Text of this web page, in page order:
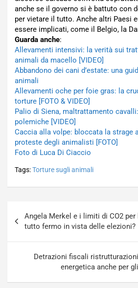
anche se il governo si è battuto con
per vietare il tutto. Anche altri Paesi
essere implicati, come il Belgio, la
Guarda anche:
Allevamenti intensivi: la verità sui
animali da macello [VIDEO]
Abbandono dei cani d’estate: una
animali
Allevamenti oche per foie gras: la
torture [FOTO & VIDEO]
Palio di Siena, maltrattamento
polemiche [VIDEO]
Caccia alla volpe: bloccata la strage
proteste degli animalisti [FOTO]
Foto di Luca Di Ciaccio
Tags:Torture sugli animali
articoli
Angela Merkel e i limiti di CO2 per
tutto fermo in vista delle elezioni?
Detrazioni fiscali
energetica anche per